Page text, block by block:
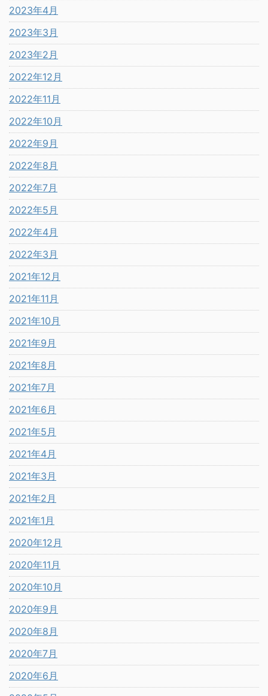
2023年4月
2023年3月
2023年2月
2022年12月
2022年11月
2022年10月
2022年9月
2022年8月
2022年7月
2022年5月
2022年4月
2022年3月
2021年12月
2021年11月
2021年10月
2021年9月
2021年8月
2021年7月
2021年6月
2021年5月
2021年4月
2021年3月
2021年2月
2021年1月
2020年12月
2020年11月
2020年10月
2020年9月
2020年8月
2020年7月
2020年6月